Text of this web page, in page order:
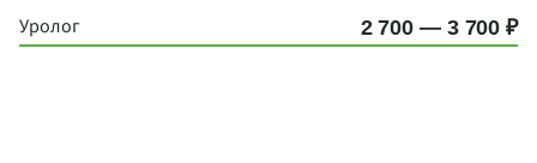
Уролог
2 700 — 3 700 ₽